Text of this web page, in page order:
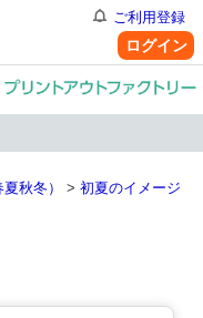
ご利用登録
ログイン
秋冬） > 初夏のイメージ